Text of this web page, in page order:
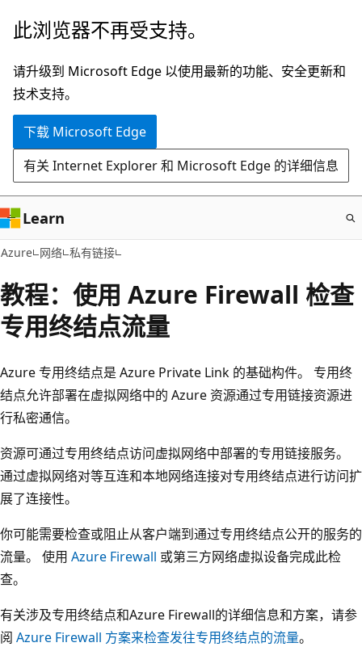
跳
主
要
内
此浏览器不再受支持。
请升级到 Microsoft Edge 以使用最新的功能、安全更新和
技术支持。
下载 Microsoft Edge
有关 Internet Explorer 和 Microsoft Edge 的详细信息
Learn
Azure 网络 私有链接
教程：使用 Azure Firewall 检查
专用终结点流量
Azure 专用终结点是 Azure Private Link 的基础构件。 专用终
结点允许部署在虚拟网络中的 Azure 资源通过专用链接资源进
行私密通信。
资源可通过专用终结点访问虚拟网络中部署的专用链接服务。
通过虚拟网络对等互连和本地网络连接对专用终结点进行访问扩
展了连接性。
你可能需要检查或阻止从客户端到通过专用终结点公开的服务的
流量。 使用 Azure Firewall 或第三方网络虚拟设备完成此检
查。
有关涉及专用终结点和Azure Firewall的详细信息和方案，请参
阅 Azure Firewall 方案来检查发往专用终结点的流量。